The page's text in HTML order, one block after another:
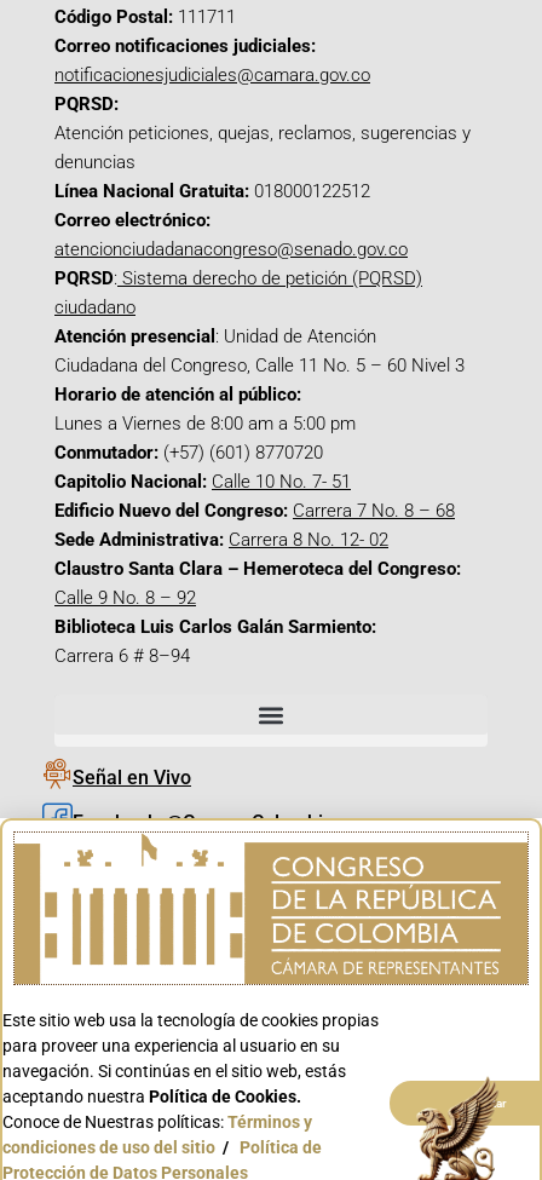
Código Postal: 111711
Correo notificaciones judiciales:
notificacionesjudiciales@camara.gov.co
PQRSD:
Atención peticiones, quejas, reclamos, sugerencias y
denuncias
Línea Nacional Gratuita: 018000122512
Correo electrónico:
atencionciudadanacongreso@senado.gov.co
PQRSD: Sistema derecho de petición (PQRSD)
ciudadano
Atención presencial : Unidad de Atención
Ciudadana del Congreso, Calle 11 No. 5 – 60 Nivel 3
Horario de atención al público:
Lunes a Viernes de 8:00 am a 5:00 pm
Conmutador: (+57) (601) 8770720
Capitolio Nacional: Calle 10 No. 7- 51
Edificio Nuevo del Congreso: Carrera 7 No. 8 – 68
Sede Administrativa: Carrera 8 No. 12- 02
Claustro Santa Clara – Hemeroteca del Congreso:
Calle 9 No. 8 – 92
Biblioteca Luis Carlos Galán Sarmiento:
Carrera 6 # 8–94
Señal en Vivo
Facebook_@CamaraColombia
Instagram_@CamaraColombia
X_@CamaraColombia
Youtube_@CamaraColombia
Youtube_@CanalCongreso
Conoce GOV.CO
Este sitio web usa la tecnología de cookies propias
para proveer una experiencia al usuario en su
navegación. Si continúas en el sitio web, estás
aceptando nuestra Política de Cookies.
Conoce de Nuestras políticas:Términos y
condiciones de uso del sitio / Política de
Protección de Datos Personales
Aceptar